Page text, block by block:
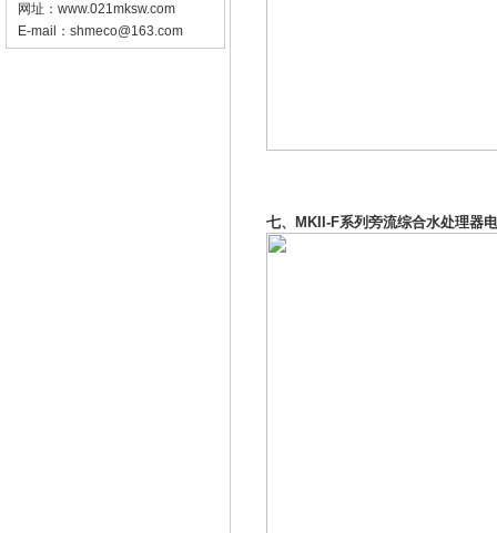
网址： www.021mksw.com
E-mail： shmeco@163.com
七、MKII-F系列旁流综合水处理器